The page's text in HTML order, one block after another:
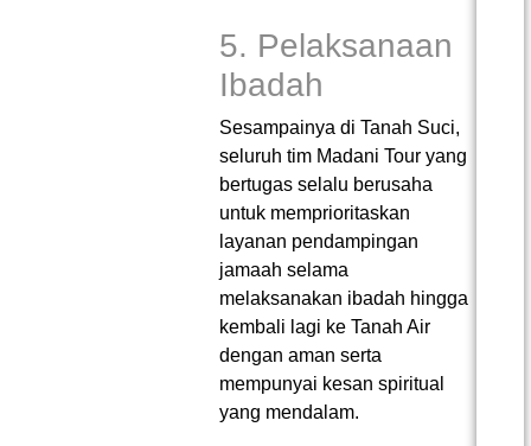
5. Pelaksanaan
Ibadah
Sesampainya di Tanah Suci,
seluruh tim Madani Tour yang
bertugas selalu berusaha
untuk memprioritaskan
layanan pendampingan
jamaah selama
melaksanakan ibadah hingga
kembali lagi ke Tanah Air
dengan aman serta
mempunyai kesan spiritual
yang mendalam.